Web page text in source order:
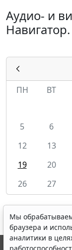
Аудио- и
ПН
ВТ
5
6
12
13
19
20
26
27
Мы
браузера и
аналитики в